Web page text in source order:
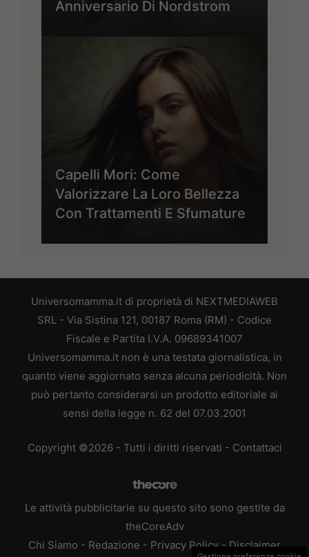
Anniversario Di Nordstrom
Capelli Mori: Come
Valorizzare La Loro Bellezza
Con Trattamenti E Sfumature
Universomamma.it di proprietà di NEXTMEDIAWEB
SRL - Via Sistina 121, 00187 Roma (RM) - Codice
Fiscale e Partita I.V.A. 09689341007
Universomamma.it non è una testata giornalistica, in
quanto viene aggiornato senza alcuna periodicità. Non
può pertanto considerarsi un prodotto editoriale ai
sensi della legge n. 62 del 07.03.2001
Copyright ©2026 - Tutti i diritti riservati - Contattaci
Le attività pubblicitarie su questo sito sono gestite da
theCoreAdv
Chi Siamo - Redazione - Privacy Policy - Disclaimer